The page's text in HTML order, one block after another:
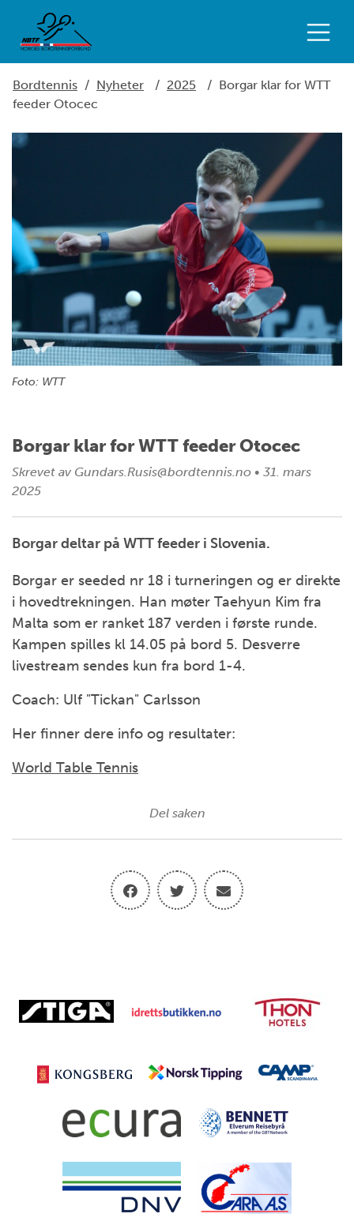
Bordtennis / Nyheter / 2025 / Borgar klar for WTT
feeder Otocec
Foto: WTT
Borgar klar for WTT feeder Otocec
Skrevet av Gundars.Rusis@bordtennis.no • 31. mars
2025
Borgar deltar på WTT feeder i Slovenia.
Borgar er seeded nr 18 i turneringen og er direkte
i hovedtrekningen. Han møter Taehyun Kim fra
Malta som er ranket 187 verden i første runde.
Kampen spilles kl 14.05 på bord 5. Desverre
livestream sendes kun fra bord 1-4.
Coach: Ulf "Tickan" Carlsson
Her finner dere info og resultater:
World Table Tennis
Del saken